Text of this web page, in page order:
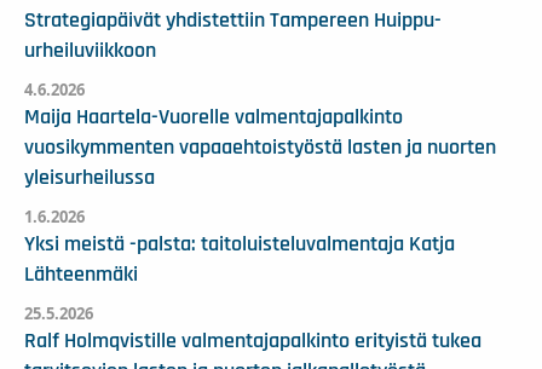
Strategiapäivät yhdistettiin Tampereen Huippu-
urheiluviikkoon
4.6.2026
Maija Haartela-Vuorelle valmentajapalkinto
vuosikymmenten vapaaehtoistyöstä lasten ja nuorten
yleisurheilussa
1.6.2026
Yksi meistä -palsta: taitoluisteluvalmentaja Katja
Lähteenmäki
25.5.2026
Ralf Holmqvistille valmentajapalkinto erityistä tukea